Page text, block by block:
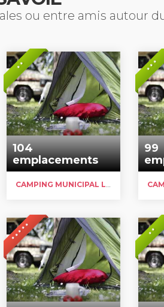
ou entre amis autour
* *
104
emplacements
CAMPING MUNICIPAL LAC ET MONTAGNES
* * *
99
* * * * * * *